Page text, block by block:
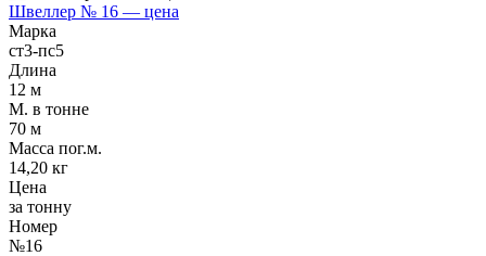
Швеллер № 16 — цена
Марка
ст3-пс5
Длина
12 м
М. в тонне
70 м
Масса пог.м.
14,20 кг
Цена
за тонну
Номер
№16